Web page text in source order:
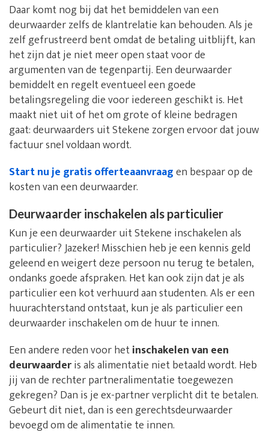
Daar komt nog bij dat het bemiddelen van een
deurwaarder zelfs de klantrelatie kan behouden. Als je
zelf gefrustreerd bent omdat de betaling uitblijft, kan
het zijn dat je niet meer open staat voor de
argumenten van de tegenpartij. Een deurwaarder
bemiddelt en regelt eventueel een goede
betalingsregeling die voor iedereen geschikt is. Het
maakt niet uit of het om grote of kleine bedragen
gaat: deurwaarders uit Stekene zorgen ervoor dat jouw
factuur snel voldaan wordt.
Start nu je gratis offerteaanvraagen bespaar op de
kosten van een deurwaarder.
Deurwaarder inschakelen als particulier
Kun je een deurwaarder uit Stekene inschakelen als
particulier? Jazeker! Misschien heb je een kennis geld
geleend en weigert deze persoon nu terug te betalen,
ondanks goede afspraken. Het kan ook zijn dat je als
particulier een kot verhuurd aan studenten. Als er een
huurachterstand ontstaat, kun je als particulier een
deurwaarder inschakelen om de huur te innen.
Een andere reden voor hetinschakelen van een
deurwaarderis als alimentatie niet betaald wordt. Heb
jij van de rechter partneralimentatie toegewezen
gekregen? Dan is je ex-partner verplicht dit te betalen.
Gebeurt dit niet, dan is een gerechtsdeurwaarder
bevoegd om de alimentatie te innen.